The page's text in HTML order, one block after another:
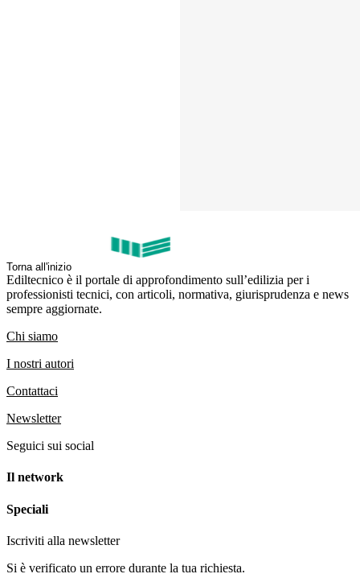
Torna all'inizio
Ediltecnico è il portale di approfondimento sull’edilizia per i
professionisti tecnici, con articoli, normativa, giurisprudenza e news
sempre aggiornate.
Chi siamo
I nostri autori
Contattaci
Newsletter
Seguici sui social
Il network
Speciali
Iscriviti alla newsletter
Si è verificato un errore durante la tua richiesta.